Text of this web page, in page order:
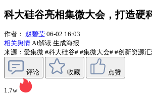
科大硅谷亮相集微大会，打造硬
作者： 赵碧莹 06-02 16:03
相关舆情 AI解读 生成海报
来源：爱集微 #科大硅谷# #集微大会# #创新资源
评论 收藏 点赞
1.7w